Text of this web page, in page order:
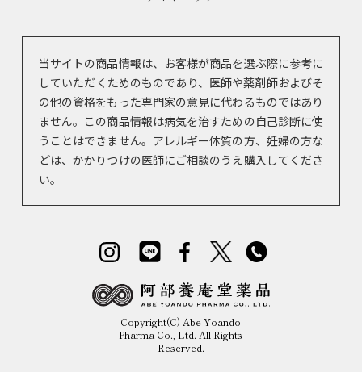
当サイトの商品情報は、お客様が商品を選ぶ際に参考に
していただくためのものであり、医師や薬剤師およびそ
の他の資格をもった専門家の意見に代わるものではあり
ません。この商品情報は病気を治すための自己診断に使
うことはできません。アレルギー体質の方、妊婦の方な
どは、かかりつけの医師にご相談のうえ購入してくださ
い。
Copyright(C) Abe Yoando
Pharma Co., Ltd. All Rights
Reserved.